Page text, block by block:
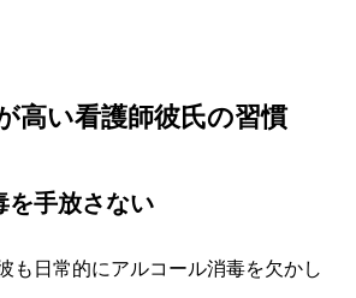
高い看護師彼氏の習慣
を手放さない
も日常的にアルコール消毒を欠かし